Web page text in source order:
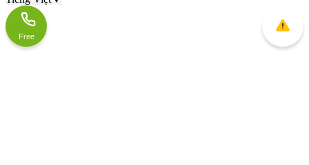
Free